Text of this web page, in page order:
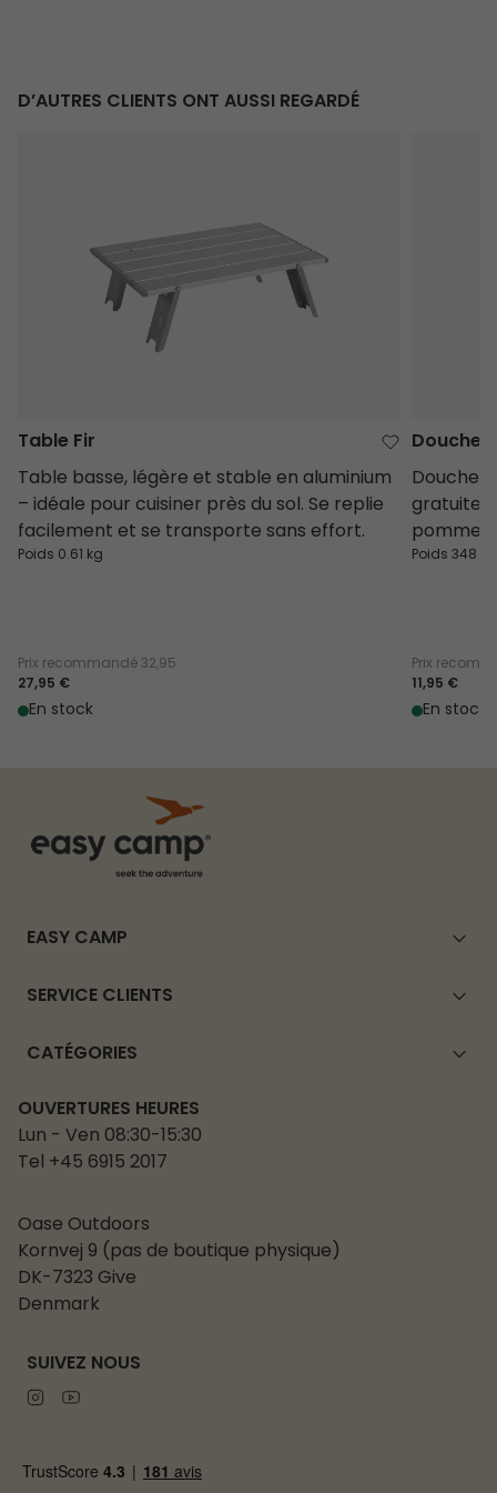
D’AUTRES CLIENTS ONT AUSSI REGARDÉ
Table Fir
Table basse, légère et stable en aluminium
– idéale pour cuisiner près du sol. Se replie
facilement et se transporte sans effort.
Poids 0.61 kg
Prix recommandé 32,95
27,95 €
En stock
Douche
Douche
pomme
Poids 348 g
Prix
11,95 €
En stock
EASY CAMP
SERVICE CLIENTS
CATÉGORIES
OUVERTURES HEURES
Lun - Ven 08:30-15:30
Tel +45 6915 2017
Oase Outdoors
Kornvej 9 (pas de boutique physique)
DK-7323 Give
Denmark
SUIVEZ NOUS
Instagram
Youtube